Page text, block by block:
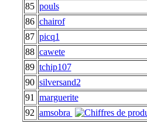
85 pouls
86 chairof
87 picq1
88 cawete
89 tchip107
90 silversand2
91
marguerite
92 amsobra